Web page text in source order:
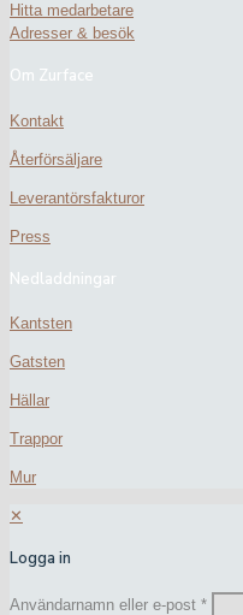
Hitta medarbetare
Adresser & besök
Om Zurface
Kontakt
Återförsäljare
Leverantörsfakturor
Press
Nedladdningar
Kantsten
Gatsten
Hällar
Trappor
Mur
✕
Logga in
Användarnamn eller e-post *